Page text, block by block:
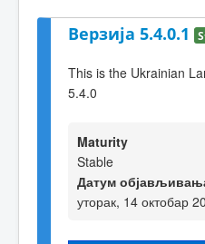
Верзија 5.4.0.1
This is the Ukrainian
5.4.0
Maturity
Stable
Датум
уторак, 14 октобар